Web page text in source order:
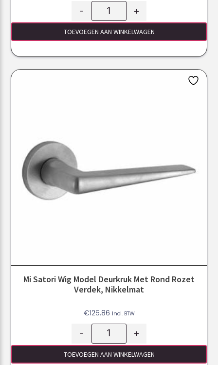
- +
TOEVOEGEN AAN WINKELWAGEN
Mi Satori Wig Model Deurkruk Met Rond Rozet
Verdek, Nikkelmat
€125.86 Incl. BTW
- +
TOEVOEGEN AAN WINKELWAGEN